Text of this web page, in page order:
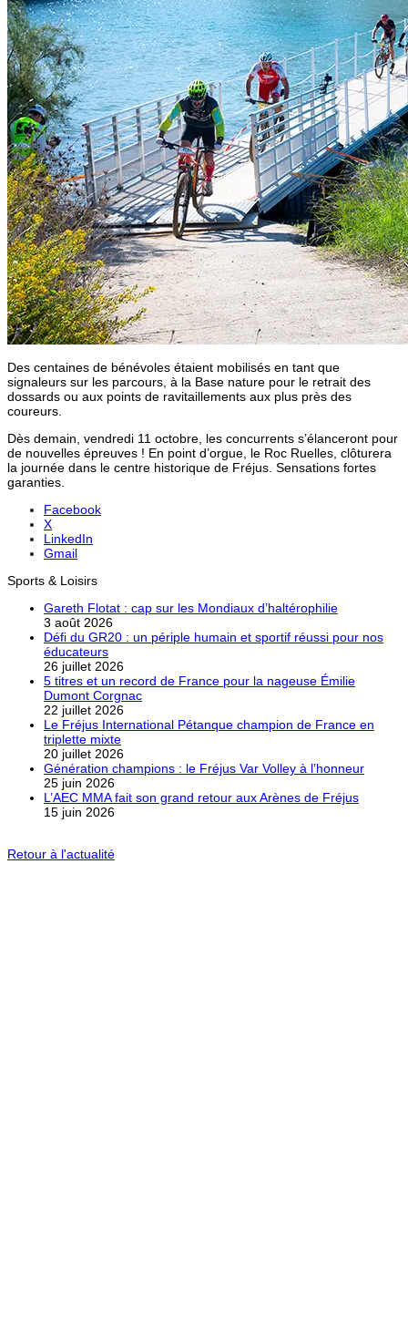
Des centaines de bénévoles étaient mobilisés en tant que
signaleurs sur les parcours, à la Base nature pour le retrait des
dossards ou aux points de ravitaillements aux plus près des
coureurs.
Dès demain, vendredi 11 octobre, les concurrents s’élanceront pour
de nouvelles épreuves ! En point d’orgue, le Roc Ruelles, clôturera
la journée dans le centre historique de Fréjus. Sensations fortes
garanties.
Facebook
X
LinkedIn
Gmail
Sports & Loisirs
Gareth Flotat : cap sur les Mondiaux d’haltérophilie
3 août 2026
Défi du GR20 : un périple humain et sportif réussi pour nos
éducateurs
26 juillet 2026
5 titres et un record de France pour la nageuse Émilie
Dumont Corgnac
22 juillet 2026
Le Fréjus International Pétanque champion de France en
triplette mixte
20 juillet 2026
Génération champions : le Fréjus Var Volley à l’honneur
25 juin 2026
L’AEC MMA fait son grand retour aux Arènes de Fréjus
15 juin 2026
Retour à l'actualité